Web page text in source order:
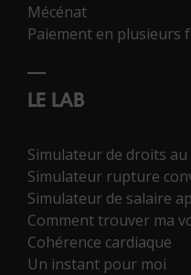
Mécénat
Paiement en plusieurs
LE LAB
Simulateur de droits au
Simulateur rupture
Simulateur de salaire
Comment trouver ma
Cohérence cardiaque
Un instant pour moi